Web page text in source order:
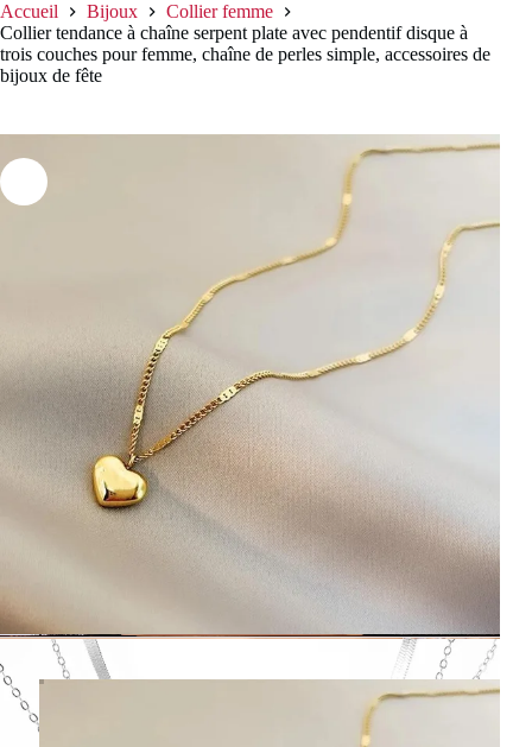
Accueil Bijoux
Collier femme
Collier tendance à chaîne serpent plate avec pendentif disque à
trois couches pour femme, chaîne de perles simple, accessoires de
bijoux de fête